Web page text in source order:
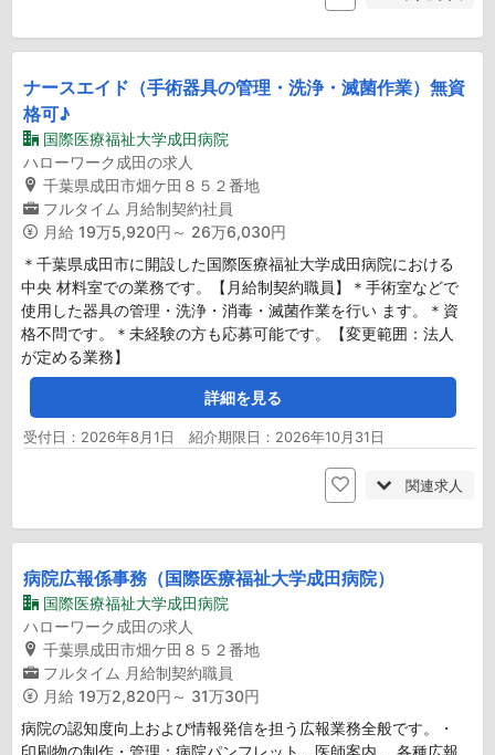
ナースエイド（手術器具の管理・洗浄・滅菌作業）無資
格可♪
国際医療福祉大学成田病院
ハローワーク成田の求人
千葉県成田市畑ケ田８５２番地
フルタイム 月給制契約社員
月給 19万5,920円～ 26万6,030円
＊千葉県成田市に開設した国際医療福祉大学成田病院における
中央 材料室での業務です。【月給制契約職員】＊手術室などで
使用した器具の管理・洗浄・消毒・滅菌作業を行い ます。＊資
格不問です。＊未経験の方も応募可能です。【変更範囲：法人
が定める業務】
詳細を見る
受付日：2026年8月1日 紹介期限日：2026年10月31日
関連求人
病院広報係事務（国際医療福祉大学成田病院）
国際医療福祉大学成田病院
ハローワーク成田の求人
千葉県成田市畑ケ田８５２番地
フルタイム 月給制契約職員
月給 19万2,820円～ 31万30円
病院の認知度向上および情報発信を担う広報業務全般です。・